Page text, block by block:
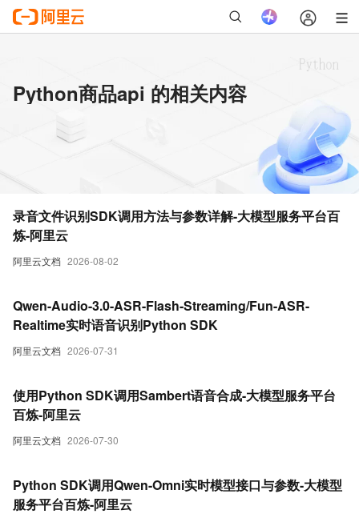
Python商品api 的相关内容
阿里云文档 2026-08-02
录音文件识别SDK调用方法与参数详解-大模型服务平台百
炼-阿里云
阿里云文档 2026-07-31
Qwen-Audio-3.0-ASR-Flash-Streaming/Fun-ASR-
Realtime实时语音识别Python SDK
阿里云文档 2026-07-30
使用Python SDK调用Sambert语音合成-大模型服务平台
百炼-阿里云
Python SDK调用Qwen-Omni实时模型接口与参数-大模型
服务平台百炼-阿里云